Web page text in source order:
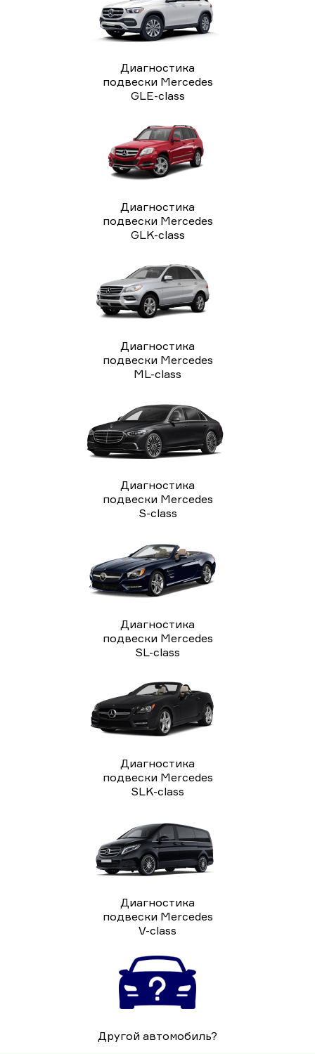
Диагностика
подвески Mercedes
GLE-class
Диагностика
подвески Mercedes
GLK-class
Диагностика
подвески Mercedes
ML-class
Диагностика
подвески Mercedes
S-class
Диагностика
подвески Mercedes
SL-class
Диагностика
подвески Mercedes
SLK-class
Диагностика
подвески Mercedes
V-class
Другой автомобиль?